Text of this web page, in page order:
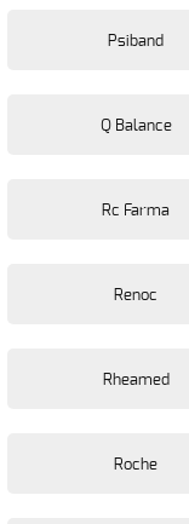
Psiband
Q Balance
Rc Farma
Renoc
Rheamed
Roche